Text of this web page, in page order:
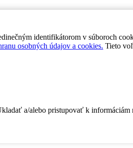
identifikátorom v súboroch
osobných údajov a cookies. Tieto
a/alebo pristupovať k informáciám